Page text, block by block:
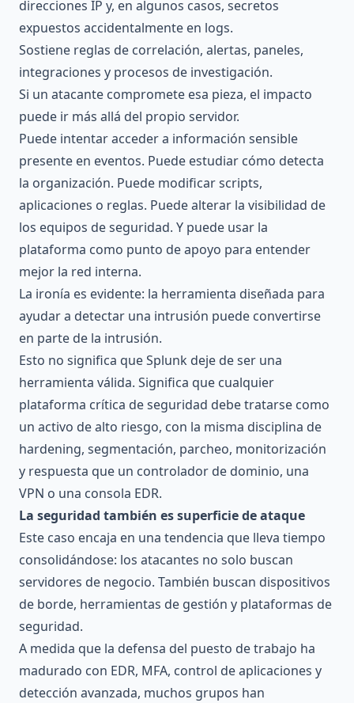
direcciones IP y, en algunos casos, secretos
expuestos accidentalmente en logs.
Sostiene reglas de correlación, alertas, paneles,
integraciones y procesos de investigación.
Si un atacante compromete esa pieza, el impacto
puede ir más allá del propio servidor.
Puede intentar acceder a información sensible
presente en eventos. Puede estudiar cómo detecta
la organización. Puede modificar scripts,
aplicaciones o reglas. Puede alterar la visibilidad de
los equipos de seguridad. Y puede usar la
plataforma como punto de apoyo para entender
mejor la red interna.
La ironía es evidente: la herramienta diseñada para
ayudar a detectar una intrusión puede convertirse
en parte de la intrusión.
Esto no significa que Splunk deje de ser una
herramienta válida. Significa que cualquier
plataforma crítica de seguridad debe tratarse como
un activo de alto riesgo, con la misma disciplina de
hardening, segmentación, parcheo, monitorización
y respuesta que un controlador de dominio, una
VPN o una consola EDR.
La seguridad también es superficie de ataque
Este caso encaja en una tendencia que lleva tiempo
consolidándose: los atacantes no solo buscan
servidores de negocio. También buscan dispositivos
de borde, herramientas de gestión y plataformas de
seguridad.
A medida que la defensa del puesto de trabajo ha
madurado con EDR, MFA, control de aplicaciones y
detección avanzada, muchos grupos han